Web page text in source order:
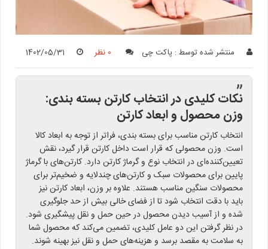
منتشر شده توسط : پاکت چی 0 نظر 1402/05/31
”
نکات کلیدی در انتخاب کارتن بسته بندی:
وزن محصول و ابعاد کارتن
انتخاب کارتن مناسب برای بسته بندی، فراتر از توجه به ابعاد کالا
است. وزن محصولی که قرار است داخل کارتن قرار گیرد، نقش
تعیین‌کننده‌ای در انتخاب نوع و گرماژ کارتن دارد. کارتن‌های با گرماژ
پایین برای محصولات سبک و کارتن‌های چندلایه و ضخیم‌تر برای
محصولات سنگین مناسب هستند. علاوه بر وزن، ابعاد کارتن نیز
باید با دقت انتخاب شود تا از فضای خالی بیش از حد جلوگیری
شده و از آسیب دیدن محصول در حین حمل و نقل پیشگیری شود.
در نظر گرفتن این دو عامل کلیدی، تضمین می‌کند که محصول شما
به سلامت به مقصد برسد و هزینه‌های حمل و نقل نیز بهینه شوند.